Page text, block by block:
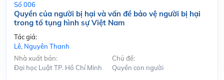
Số 006
Quyền của người bị hại và vấn đề bảo vệ người bị hại
trong tố tụng hình sự Việt Nam
Tác giả:
Lê, Nguyên Thanh
Nhà xuất bản:
Đại học Luật TP. Hồ Chí Minh
Chủ đề:
Quyền con người